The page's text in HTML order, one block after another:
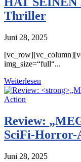
Thriller
Juni 28, 2025
img_size=“full“...
Weiterlesen
Review:
SciFi-Horror-
Juni 28, 2025